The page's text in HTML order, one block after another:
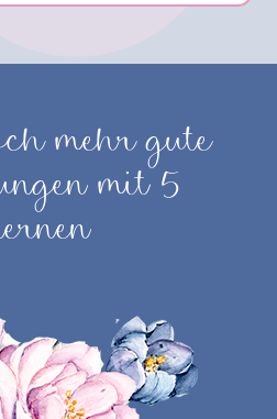
mehr gute
mit 5